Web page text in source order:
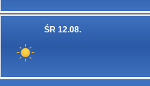
ŚR 12.08.